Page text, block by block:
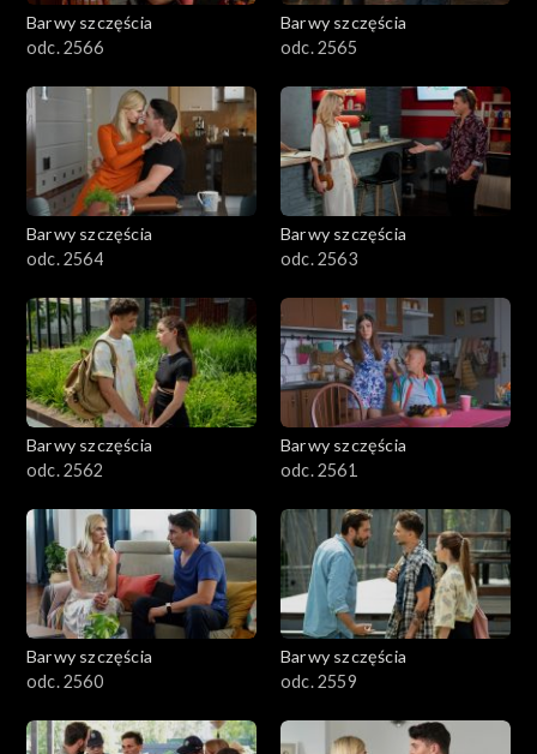
Barwy szczęścia
odc. 2566
Barwy szczęścia
odc. 2565
Barwy szczęścia
odc. 2564
Barwy szczęścia
odc. 2563
Barwy szczęścia
odc. 2562
Barwy szczęścia
odc. 2561
Barwy szczęścia
odc. 2560
Barwy szczęścia
odc. 2559